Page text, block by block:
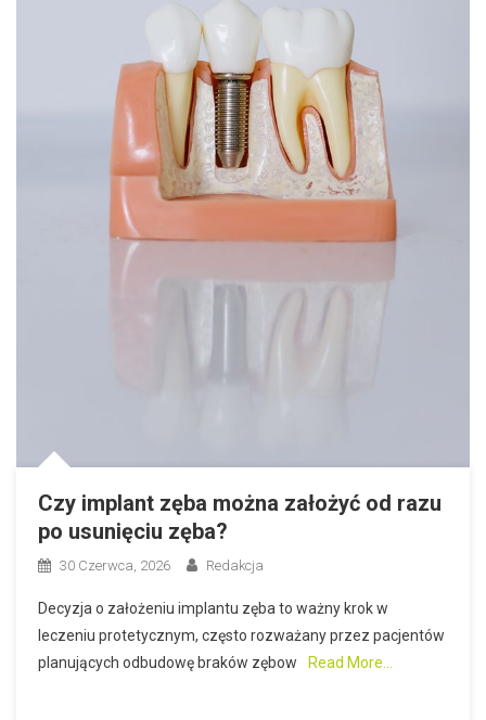
Czy implant zęba można założyć od razu
po usunięciu zęba?
30 Czerwca, 2026 Redakcja
Decyzja o założeniu implantu zęba to ważny krok w
leczeniu protetycznym, często rozważany przez pacjentów
planujących odbudowę braków zębow
Read More…